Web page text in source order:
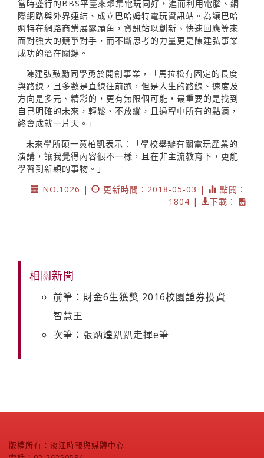
當時盛行的BBS平臺來聚集電玩同好，進而利用電腦、網
際網路與外界連結、成立巴哈姆特電玩資訊站。為讓巴哈
姆特在網路商業展露頭角，資訊站以創新、快速回應等來
面對強大的競爭對手，而不斷思考的力量更是陳建弘事業
成功的潛在關鍵。
陳建弘鼓勵同學勇於開創事業，「馬拉松有固定的長度
與路線，且多數是直線往前跑，但是人生的路線、速度及
方向是多元、精彩的，更有無限個可能，最重要的是找到
自己明確的未來，輕鬆、不放縱，且過程中所有的點滴，
終會成就一片天。」
未來學所碩一黃柏凱表示：「學校舉辦有關電玩產業的
演講，讓我覺得內容很不一樣，且在非主流教育下，更能
學習到新穎的事物。」
NO.1026 |
更新時間：2018-05-03 |
點閱：
1804 |
下載：
相關新聞
前筆：財金6生獲獎 2016校園證券投資
智慧王
次筆：張炳煌趴趴走揮e筆
版權所有：淡江時報與媒體中心